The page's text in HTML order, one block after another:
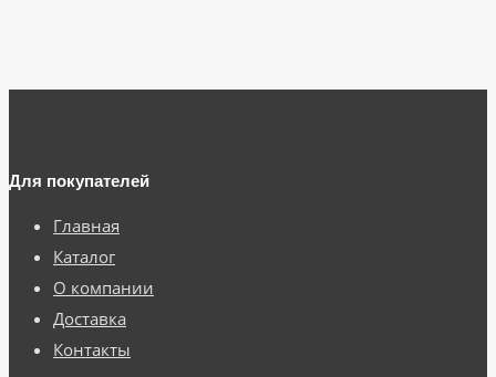
Для покупателей
Главная
Каталог
О компании
Доставка
Контакты